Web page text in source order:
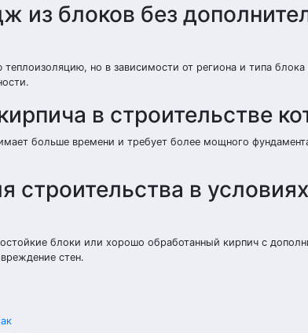
из блоков без
но в зависимости от региона и типа
в строительстве
больше времени и требует более мощного
строительства в условиях
блоки или хорошо обработанный кирпич с
стен.